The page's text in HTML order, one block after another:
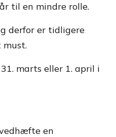
til en mindre rolle.
derfor er tidligere
must.
marts eller 1. april i
en